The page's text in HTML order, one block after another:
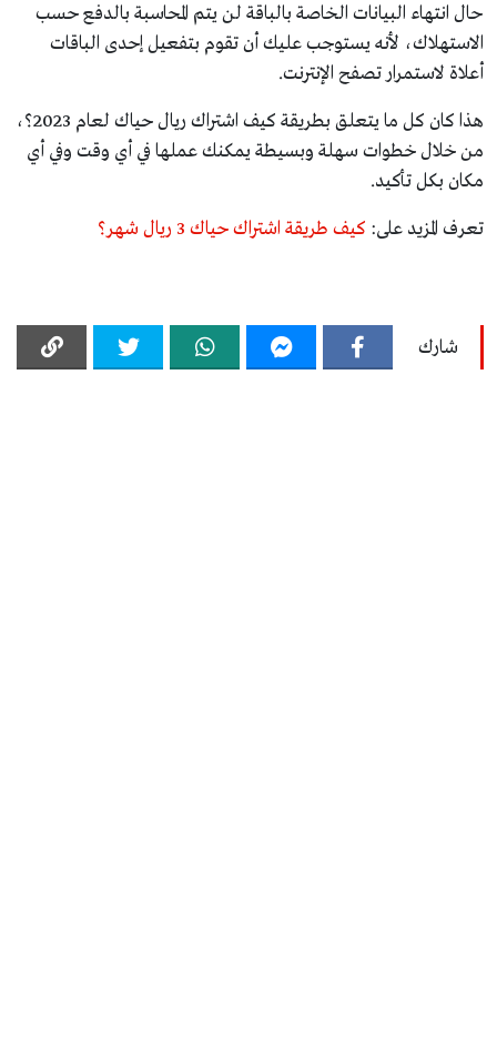
حال انتهاء البيانات الخاصة بالباقة لن يتم المحاسبة بالدفع حسب
الاستهلاك، لأنه يستوجب عليك أن تقوم بتفعيل إحدى الباقات
أعلاة لاستمرار تصفح الإنترنت.
هذا كان كل ما يتعلق بطريقة كيف اشتراك ريال حياك لعام 2023؟،
من خلال خطوات سهلة وبسيطة يمكنك عملها في أي وقت وفي أي
مكان بكل تأكيد.
تعرف المزيد على: كيف طريقة اشتراك حياك 3 ريال شهر؟
شارك